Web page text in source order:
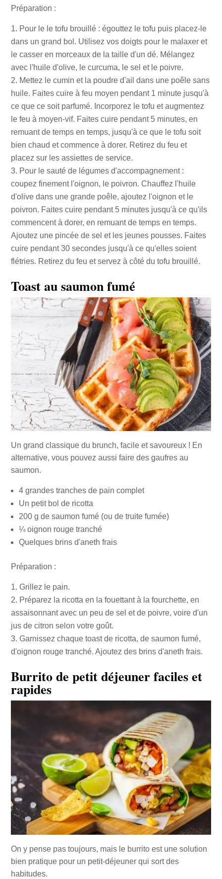
Préparation :
Pour le le tofu brouillé : égouttez le tofu puis placez-le
dans un grand bol. Utilisez vos doigts pour le malaxer et
le casser en morceaux de la taille d'un dé. Mélangez
avec l'huile d'olive, le curcuma, le sel et le poivre.
Mettez le cumin et la poudre d'ail dans une poêle sans
huile. Faites cuire à feu moyen pendant 1 minute jusqu'à
ce que ce soit parfumé. Incorporez le tofu et augmentez
le feu à moyen-vif. Faites cuire pendant 5 minutes, en
remuant de temps en temps, jusqu'à ce que le tofu soit
bien chaud et commence à dorer. Retirez du feu et
placez sur les assiettes de service.
Pour le sauté de légumes d'accompagnement :
coupez finement l'oignon, le poivron. Chauffez l'huile
d'olive dans une grande poêle, ajoutez l'oignon et le
poivron. Faites cuire pendant 5 minutes jusqu'à ce qu'ils
commencent à dorer, en remuant de temps en temps.
Ajoutez une pincée de sel et les jeunes pousses. Faites
cuire pendant 30 secondes jusqu'à ce qu'elles soient
flétries. Retirez du feu et servez à côté du tofu brouillé.
Toast au saumon fumé
Un grand classique du brunch, facile et savoureux ! En
alternative, vous pouvez aussi faire des gaufres au
saumon.
4 grandes tranches de pain complet
Un petit bol de ricotta
200 g de saumon fumé (ou de truite fumée)
¼ oignon rouge tranché
Quelques brins d'aneth frais
Préparation :
Grillez le pain.
Préparez la ricotta en la fouettant à la fourchette, en
assaisonnant avec un peu de sel et de poivre, voire d'un
jus de citron selon votre goût.
Garnissez chaque toast de ricotta, de saumon fumé,
d'oignon rouge tranché. Ajoutez des brins d'aneth frais.
Burrito de petit déjeuner faciles et
rapides
On y pense pas toujours, mais le burrito est une solution
bien pratique pour un petit-déjeuner qui sort des
habitudes.